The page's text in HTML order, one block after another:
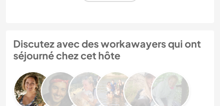
Discutez avec des workawayers qui ont
séjourné chez cet hôte